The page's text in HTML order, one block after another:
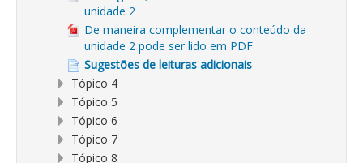
unidade 2
De maneira complementar o conteúdo da
unidade 2 pode ser lido em PDF
Sugestões de leituras adicionais
Tópico 4
Tópico 5
Tópico 6
Tópico 7
Tópico 8